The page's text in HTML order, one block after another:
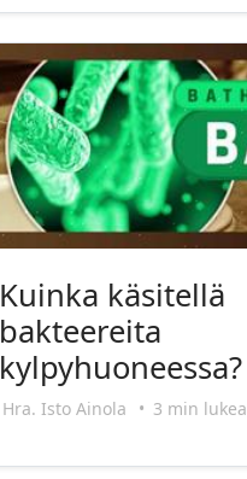
Kuinka käsitellä
bakteereita
kylpyhuoneessa?
Hra. Isto Ainola • 3 min lukea